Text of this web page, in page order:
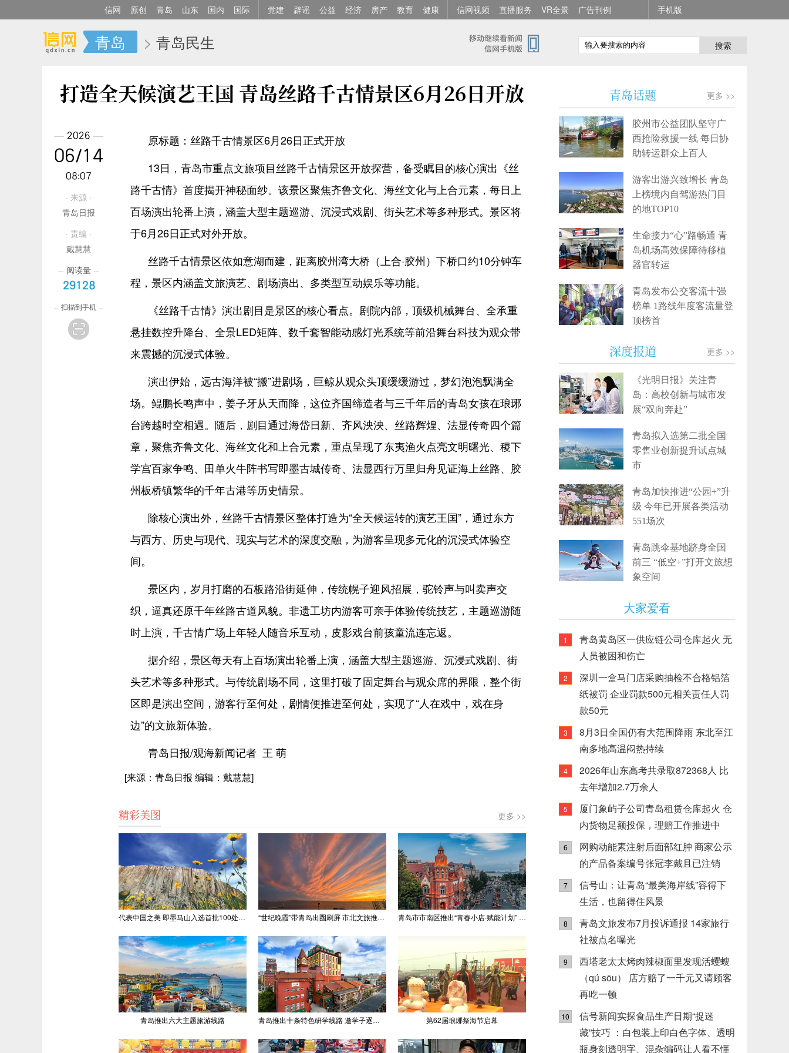
信网 原创 青岛 山东 国内 国际 党建 辟谣 公益 经济 房产 教育 健康 信网视频 直播服务 VR全景 广告刊例 手机版
青岛 > 青岛民生 搜索
打造全天候演艺王国 青岛丝路千古情景区6月26日开放
原标题：丝路千古情景区6月26日正式开放
13日，青岛市重点文旅项目丝路千古情景区开放探营，备受瞩目的核心演出《丝
路千古情》首度揭开神秘面纱。该景区聚焦齐鲁文化、海丝文化与上合元素，每日上
百场演出轮番上演，涵盖大型主题巡游、沉浸式戏剧、街头艺术等多种形式。景区将
于6月26日正式对外开放。
丝路千古情景区依如意湖而建，距离胶州湾大桥（上合·胶州）下桥口约10分钟车
程，景区内涵盖文旅演艺、剧场演出、多类型互动娱乐等功能。
《丝路千古情》演出剧目是景区的核心看点。剧院内部，顶级机械舞台、全承重
悬挂数控升降台、全景LED矩阵、数千套智能动感灯光系统等前沿舞台科技为观众带
来震撼的沉浸式体验。
演出伊始，远古海洋被“搬”进剧场，巨鲸从观众头顶缓缓游过，梦幻泡泡飘满全
场。鲲鹏长鸣声中，姜子牙从天而降，这位齐国缔造者与三千年后的青岛女孩在琅琊
台跨越时空相遇。随后，剧目通过海岱日新、齐风泱泱、丝路辉煌、法显传奇四个篇
章，聚焦齐鲁文化、海丝文化和上合元素，重点呈现了东夷渔火点亮文明曙光、稷下
学宫百家争鸣、田单火牛阵书写即墨古城传奇、法显西行万里归舟见证海上丝路、胶
州板桥镇繁华的千年古港等历史情景。
除核心演出外，丝路千古情景区整体打造为“全天候运转的演艺王国”，通过东方
与西方、历史与现代、现实与艺术的深度交融，为游客呈现多元化的沉浸式体验空
间。
景区内，岁月打磨的石板路沿街延伸，传统幌子迎风招展，驼铃声与叫卖声交
织，逼真还原千年丝路古道风貌。非遗工坊内游客可亲手体验传统技艺，主题巡游随
时上演，千古情广场上年轻人随音乐互动，皮影戏台前孩童流连忘返。
据介绍，景区每天有上百场演出轮番上演，涵盖大型主题巡游、沉浸式戏剧、街
头艺术等多种形式。与传统剧场不同，这里打破了固定舞台与观众席的界限，整个街
区即是演出空间，游客行至何处，剧情便推进至何处，实现了“人在戏中，戏在身
边”的文旅新体验。
青岛日报/观海新闻记者 王 萌
[来源：青岛日报 编辑：戴慧慧]
精彩美图 更多 >>
代表中国之美 即墨马山入选首批100处“美丽中国打卡点” “世纪晚霞”带青岛出圈刷屏 市北文旅推出精品线路 青岛市市南区推出“青春小店·赋能计划” 聚满青岛温情
青岛推出六大主题旅游线路 青岛推出十条特色研学线路 邀学子逐梦深蓝探知山海 第62届琅琊祭海节启幕
2026
06/14
08:07
· 来源 ·
青岛日报
· 责编 ·
戴慧慧
阅读量
29128
扫描到手机
青岛话题 更多 >>
胶州市公益团队坚守广
西抢险救援一线 每日协
助转运群众上百人
游客出游兴致增长 青岛
上榜境内自驾游热门目
的地TOP10
生命接力“心”路畅通 青
岛机场高效保障待移植
器官转运
青岛发布公交客流十强
榜单 1路线年度客流量登
顶榜首
深度报道 更多 >>
《光明日报》关注青
岛：高校创新与城市发
展“双向奔赴”
青岛拟入选第二批全国
零售业创新提升试点城
市
青岛加快推进“公园+”升
级 今年已开展各类活动
551场次
青岛跳伞基地跻身全国
前三 “低空+”打开文旅想
象空间
大家爱看
1
青岛黄岛区一供应链公司仓库起火 无
人员被困和伤亡
2
深圳一盒马门店采购抽检不合格铝箔
纸被罚 企业罚款500元相关责任人罚
款50元
3
8月3日全国仍有大范围降雨 东北至江
南多地高温闷热持续
4
2026年山东高考共录取872368人 比
去年增加2.7万余人
5
厦门象屿子公司青岛租赁仓库起火 仓
内货物足额投保，理赔工作推进中
6
网购动能素注射后面部红肿 商家公示
的产品备案编号张冠李戴且已注销
7
信号山：让青岛“最美海岸线”容得下
生活，也留得住风景
8
青岛文旅发布7月投诉通报 14家旅行
社被点名曝光
9
西塔老太太烤肉辣椒面里发现活蠼螋
（qú sōu） 店方赔了一千元又请顾客
再吃一顿
10
信号新闻实探食品生产日期“捉迷
藏”技巧 ：白包装上印白色字体、透明
瓶身刻透明字、混杂编码让人看不懂